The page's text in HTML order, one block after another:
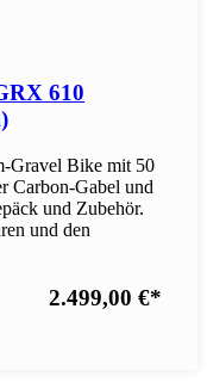
610
Gravel Bike mit 50
Carbon-Gabel und
und Zubehör.
und den
2.499,00 €*